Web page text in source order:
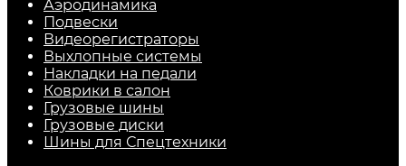
Аэродинамика
Подвески
Видеорегистраторы
Выхлопные системы
Накладки на педали
Коврики в салон
Грузовые шины
Грузовые диски
Шины для Спецтехники